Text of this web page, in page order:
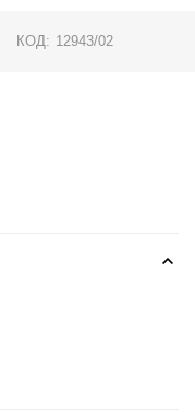
КОД: 12943/02